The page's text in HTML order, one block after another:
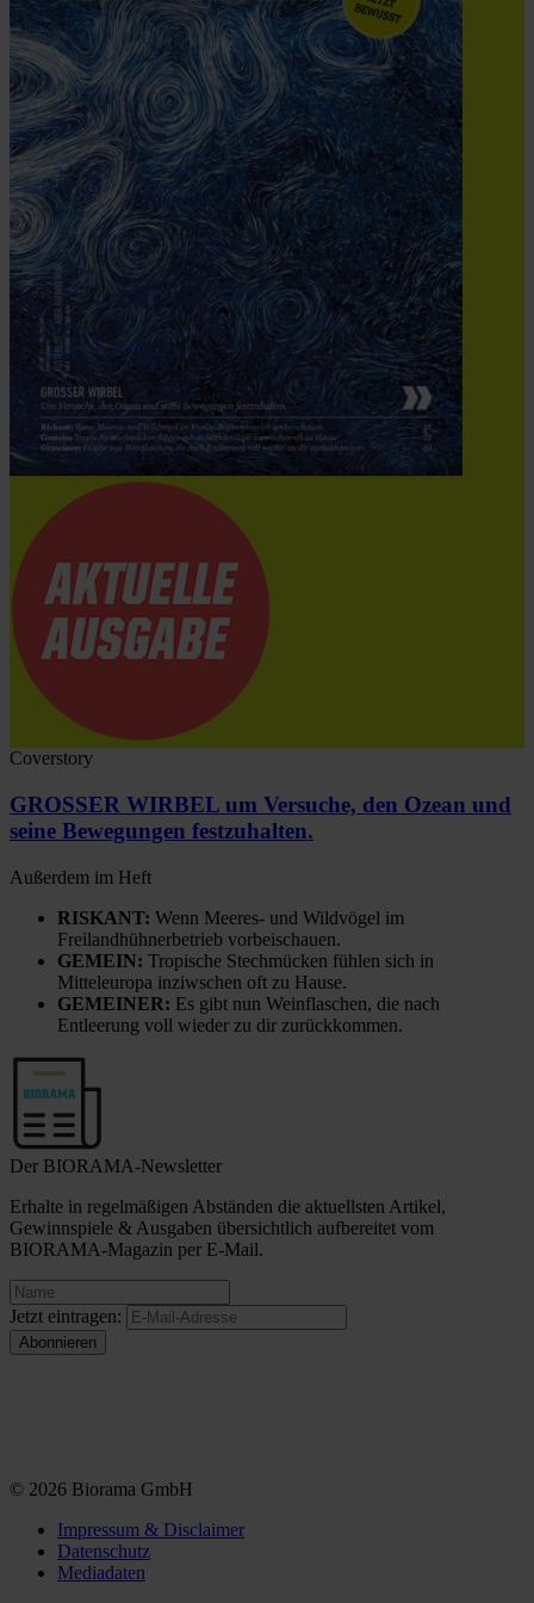
Coverstory
GROSSER WIRBEL um Versuche, den Ozean und
seine Bewegungen festzuhalten.
Außerdem im Heft
RISKANT: Wenn Meeres- und Wildvögel im
Freilandhühnerbetrieb vorbeischauen.
GEMEIN: Tropische Stechmücken fühlen sich in
Mitteleuropa inziwschen oft zu Hause.
GEMEINER: Es gibt nun Weinflaschen, die nach
Entleerung voll wieder zu dir zurückkommen.
Der BIORAMA-Newsletter
Erhalte in regelmäßigen Abständen die aktuellsten Artikel,
Gewinnspiele & Ausgaben übersichtlich aufbereitet vom
BIORAMA-Magazin per E-Mail.
Jetzt eintragen:
© 2026 Biorama GmbH
Impressum & Disclaimer
Datenschutz
Mediadaten